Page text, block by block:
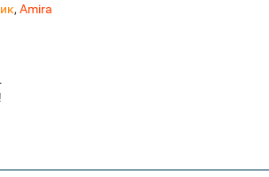
, Amira